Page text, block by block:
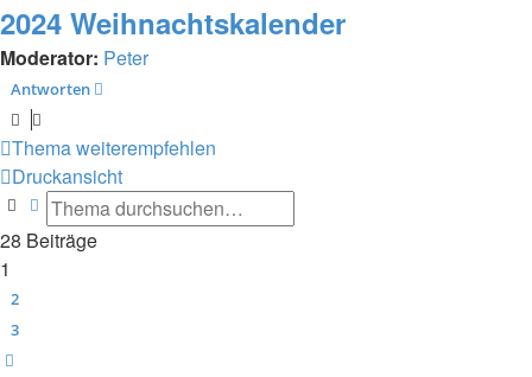
2024 Weihnachtskalender
Moderator: Peter
Antworten
Thema weiterempfehlen
Druckansicht
SucheErweiterte Suche
28 Beiträge
1
2
3